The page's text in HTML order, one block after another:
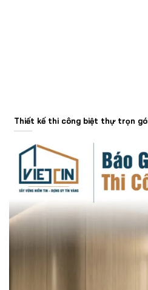
Thiết kế thi công biệt thự trọn